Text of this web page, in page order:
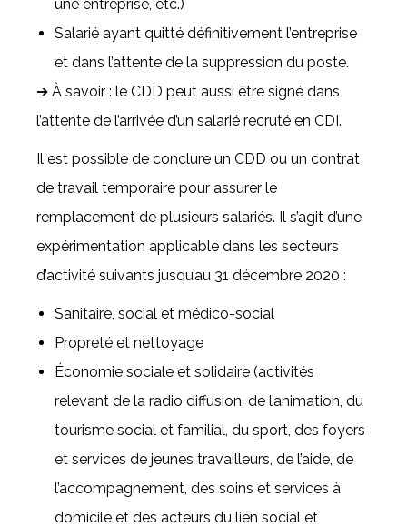
une entreprise, etc.)
Salarié ayant quitté définitivement l’entreprise
et dans l’attente de la suppression du poste.
➔ À savoir : le CDD peut aussi être signé dans
l’attente de l’arrivée d’un salarié recruté en CDI.
Il est possible de conclure un CDD ou un contrat
de travail temporaire pour assurer le
remplacement de plusieurs salariés. Il s’agit d’une
expérimentation applicable dans les secteurs
d’activité suivants jusqu’au 31 décembre 2020 :
Sanitaire, social et médico-social
Propreté et nettoyage
Économie sociale et solidaire (activités
relevant de la radio diffusion, de l’animation, du
tourisme social et familial, du sport, des foyers
et services de jeunes travailleurs, de l’aide, de
l’accompagnement, des soins et services à
domicile et des acteurs du lien social et